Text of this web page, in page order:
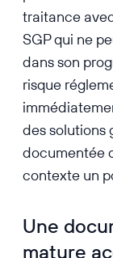
traitance
SGP qui ne
dans son
risque
des solutions
documentée
contexte un
Une
mature